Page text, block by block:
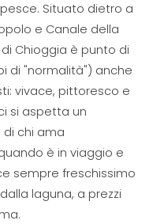
Situato dietro a
e Canale della
Chioggia è punto di
di "normalità") anche
vivace, pittoresco e
si aspetta un
chi ama
è in viaggio e
sempre freschissimo
laguna, a prezzi